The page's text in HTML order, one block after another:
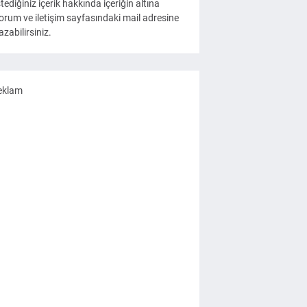
içerik hakkında içeriğin altına
ve iletişim sayfasındaki mail adresine